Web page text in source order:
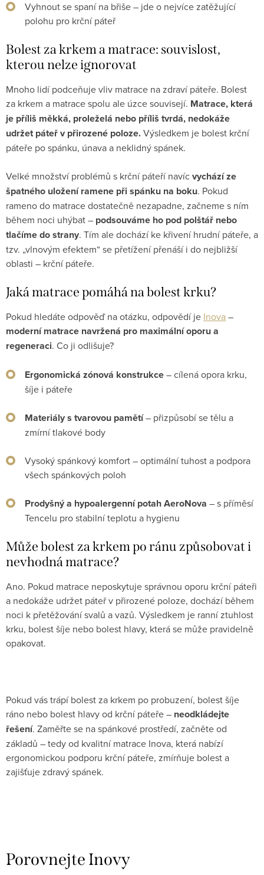
Vyhnout se spaní na břiše – jde o nejvíce zatěžující
polohu pro krční páteř
Bolest za krkem a matrace: souvislost,
kterou nelze ignorovat
Mnoho lidí podceňuje vliv matrace na zdraví páteře. Bolest
za krkem a matrace spolu ale úzce souvisejí. Matrace, která
je příliš měkká, proleželá nebo příliš tvrdá, nedokáže
udržet páteř v přirozené poloze.Výsledkem je bolest krční
páteře po spánku, únava a neklidný spánek.
Velké množství problémů s krční páteří navícvychází ze
špatného uložení ramene při spánku na boku. Pokud
rameno do matrace dostatečně nezapadne, začneme s ním
během noci uhýbat – podsouváme ho pod polštář nebo
tlačíme do strany. Tím ale dochází ke křivení hrudní páteře, a
tzv. „vlnovým efektem“ se přetížení přenáší i do nejbližší
oblasti – krční páteře.
Jaká matrace pomáhá na bolest krku?
Pokud hledáte odpověď na otázku, odpovědí je Inova–
moderní matrace navržená pro maximální oporu a
regeneraci. Co ji odlišuje?
Ergonomická zónová konstrukce– cílená opora krku,
šíje i páteře
Materiály s tvarovou pamětí– přizpůsobí se tělu a
zmírní tlakové body
Vysoký spánkový komfort – optimální tuhost a podpora
všech spánkových poloh
Prodyšný a hypoalergenní potah AeroNova – s příměsí
Tencelu pro stabilní teplotu a hygienu
Může bolest za krkem po ránu způsobovat i
nevhodná matrace?
Ano. Pokud matrace neposkytuje správnou oporu krční páteři
a nedokáže udržet páteř v přirozené poloze, dochází během
noci k přetěžování svalů a vazů. Výsledkem je ranní ztuhlost
krku, bolest šíje nebo bolest hlavy, která se může pravidelně
opakovat.
Pokud vás trápí bolest za krkem po probuzení, bolest šíje
ráno nebo bolest hlavy od krční páteře – neodkládejte
řešení. Zaměřte se na spánkové prostředí, začněte od
základů – tedy od kvalitní matrace Inova, která nabízí
ergonomickou podporu krční páteře, zmírňuje bolest a
zajišťuje zdravý spánek.
Porovnejte Inovy